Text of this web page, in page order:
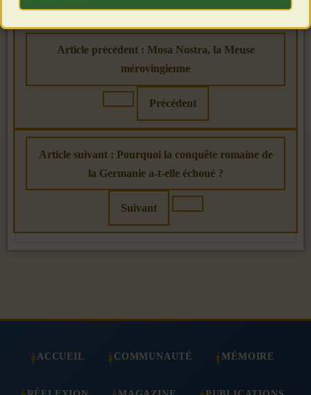
Article précédent : Mosa Nostra, la Meuse
mérovingienne
Précédent
Article suivant : Pourquoi la conquête romaine de
la Germanie a-t-elle échoué ?
Suivant
ACCUEIL COMMUNAUTÉ MÉMOIRE